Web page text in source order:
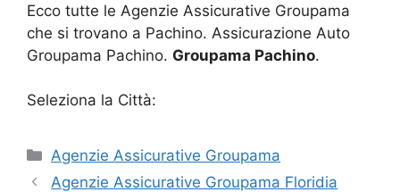
Ecco tutte le Agenzie Assicurative Groupama
che si trovano a Pachino. Assicurazione Auto
Groupama Pachino. Groupama Pachino.
Seleziona la Città:
Categorie
Agenzie Assicurative Groupama
Agenzie Assicurative Groupama Floridia